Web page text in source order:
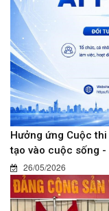
Hưởng ứng Cuộc
tạo vào cuộc sống -
26/05/2026